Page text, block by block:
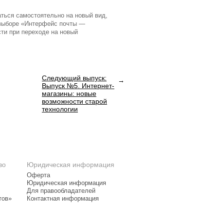
самостоятельно на новый вид,
«Интерфейс почты —
при переходе на новый
Следующий выпуск:
Выпуск №5. Интернет-
магазины: новые
возможности старой
технологии
Юридическая информация
Оферта
Юридическая информация
Для правообладателей
Контактная информация